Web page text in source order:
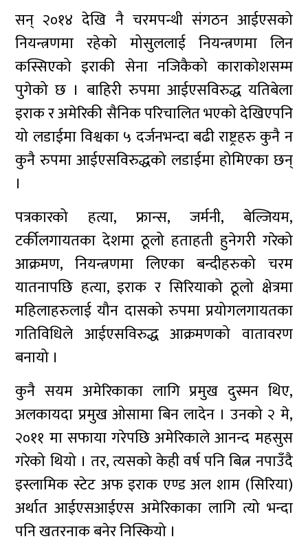
सन् २०१४ देखि नै चरमपन्थी संगठन आईएसको
नियन्त्रणमा रहेको मोसुललाई नियन्त्रणमा लिन
कस्सिएको इराकी सेना नजिकैको काराकोशसम्म
पुगेको छ । बाहिरी रुपमा आईएसविरुद्ध यतिबेला
इराक र अमेरिकी सैनिक परिचालित भएको देखिएपनि
यो लडाईमा विश्वका ५ दर्जनभन्दा बढी राष्ट्रहरु कुनै न
कुनै रुपमा आईएसविरुद्धको लडाईमा होमिएका छन्
।
पत्रकारको हत्या, फ्रान्स, जर्मनी, बेल्जियम,
टर्कीलगायतका देशमा ठूलो हताहती हुनेगरी गरेको
आक्रमण, नियन्त्रणमा लिएका बन्दीहरुको चरम
यातनापछि हत्या, इराक र सिरियाको ठूलो क्षेत्रमा
महिलाहरुलाई यौन दासको रुपमा प्रयोगलगायतका
गतिविधिले आईएसविरुद्ध आक्रमणको वातावरण
बनायो ।
कुनै सयम अमेरिकाका लागि प्रमुख दुस्मन थिए,
अलकायदा प्रमुख ओसामा बिन लादेन । उनको २ मे,
२०११ मा सफाया गरेपछि अमेरिकाले आनन्द महसुस
गरेको थियो । तर, त्यसको केही वर्ष पनि बित्न नपाउँदै
इस्लामिक स्टेट अफ इराक एण्ड अल शाम (सिरिया)
अर्थात आईएसआईएस अमेरिकाका लागि त्यो भन्दा
पनि खतरनाक बनेर निस्कियो ।